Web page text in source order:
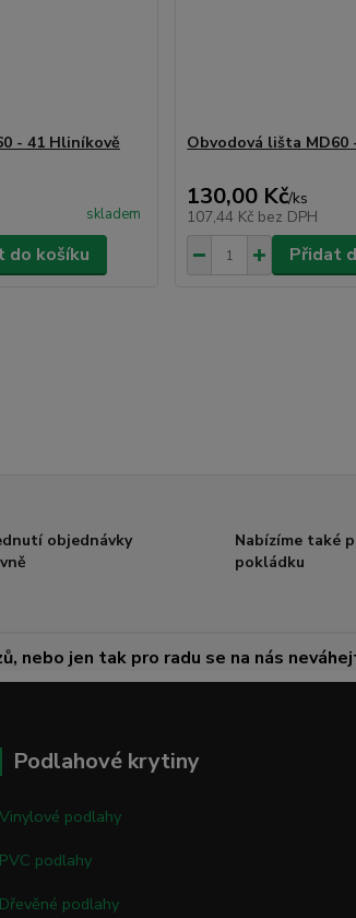
- 41 Hliníkově
skladem
do košíku
Obvodová lišta MD60
130,00 Kč/ks
107,44 Kč bez DPH
Přidat
objednávky
Nabízíme také
pokládku
nebo jen tak pro radu se na nás
Podlahové krytiny
Vinylové podlahy
PVC podlahy
Dřevěné podlahy